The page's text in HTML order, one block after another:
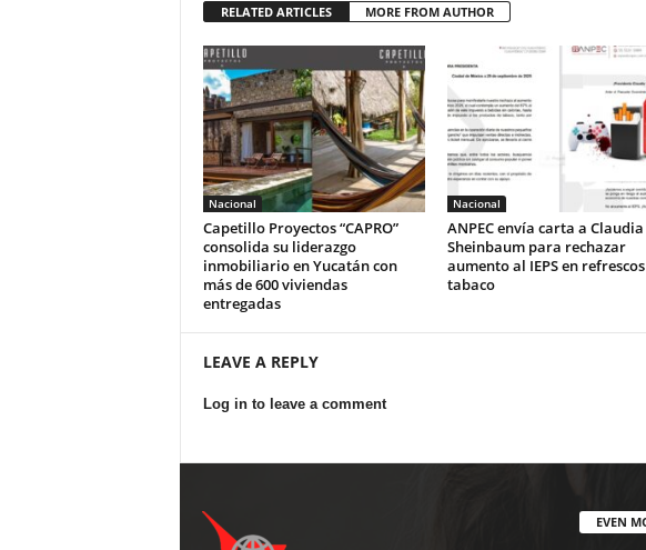
RELATED ARTICLES MORE FROM AUTHOR
Nacional
Capetillo Proyectos “CAPRO”
consolida su liderazgo
inmobiliario en Yucatán con
más de 600 viviendas
entregadas
Nacional
ANPEC envía carta a Claudia
Sheinbaum para rechazar
aumento al IEPS en
tabaco
LEAVE A REPLY
Log in to leave a comment
EVEN